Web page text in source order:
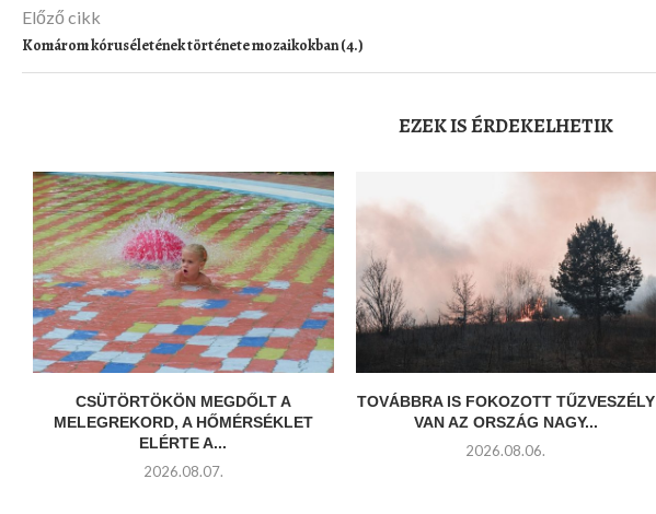
Előző cikk
Komárom kóruséletének története mozaikokban (4.)
EZEK IS ÉRDEKELHETIK
CSÜTÖRTÖKÖN MEGDŐLT A
MELEGREKORD, A HŐMÉRSÉKLET
ELÉRTE A...
2026.08.07.
TOVÁBBRA IS FOKOZOTT TŰZVESZÉLY
VAN AZ ORSZÁG NAGY...
2026.08.06.